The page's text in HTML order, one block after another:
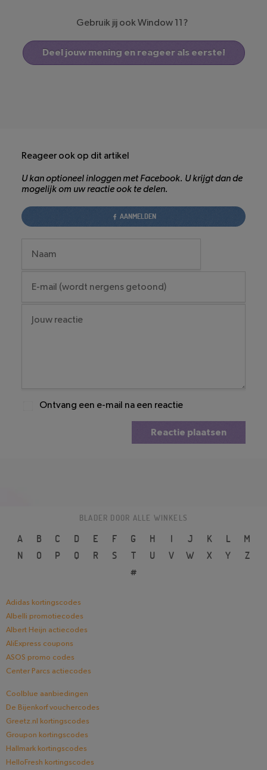
Gebruik jij ook Window 11?
Deel jouw mening en reageer als eerste!
Reageer ook op dit artikel
U kan optioneel inloggen met Facebook. U krijgt dan de
mogelijk om uw reactie ook te delen.
AANMELDEN
Ontvang een e-mail na een reactie
Reactie plaatsen
BLADER DOOR ALLE WINKELS
A B C D E F G H I J K L
M
N
O P Q R S T U V W X Y
Z
#
Adidas kortingscodes
Albelli promotiecodes
Albert Heijn actiecodes
AliExpress coupons
ASOS promo codes
Center Parcs actiecodes
Coolblue aanbiedingen
De Bijenkorf vouchercodes
Greetz.nl kortingscodes
Groupon kortingscodes
Hallmark kortingscodes
HelloFresh kortingscodes